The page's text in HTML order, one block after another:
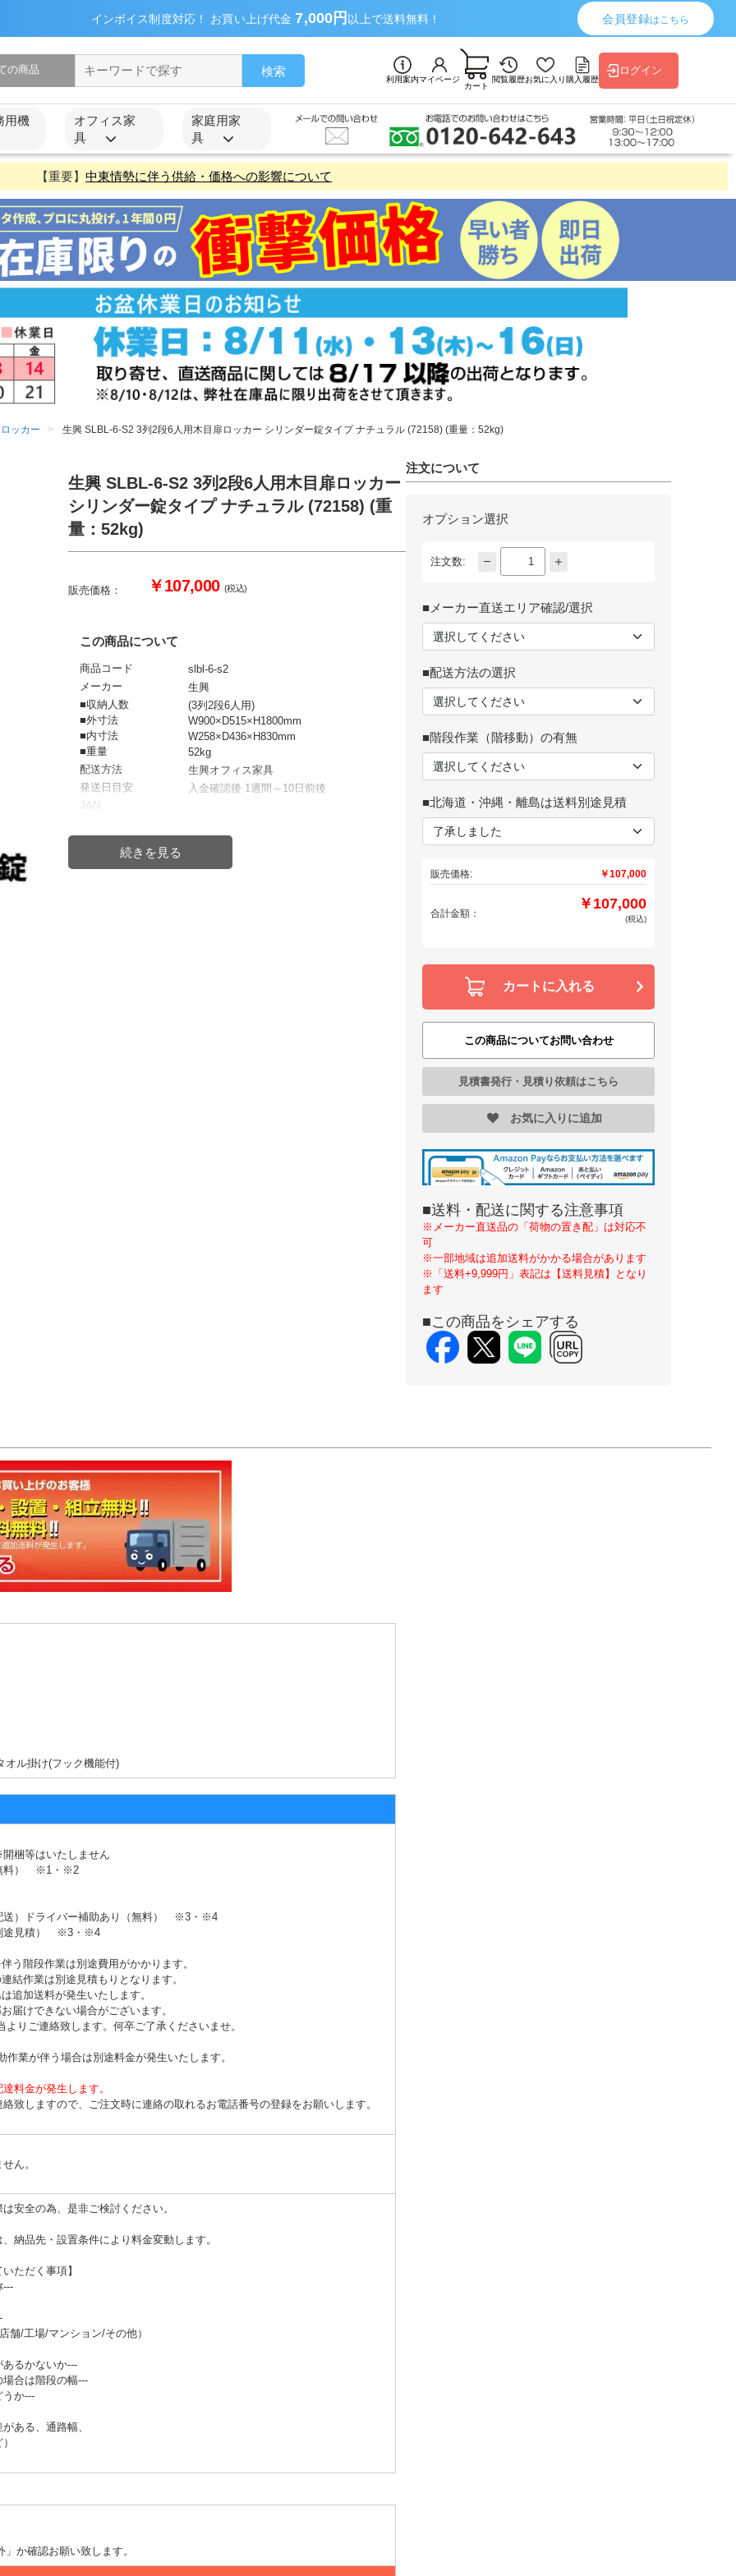
インボイス制度対応！ お買い上げ代金7,000円 以上で送料無料！ 会員登録はこちら
検索
利用案内マイページ
カート
閲覧履歴お気に入り購入履歴
ログイン
用機
オフィス家
具
家庭用家
具
【重要】 中東情勢に伴う供給・価格への影響について
ッカー 生興 SLBL-6-S2 3列2段6人用木目扉ロッカー シリンダー錠タイプ ナチュラル (72158) (重量：52kg)
生興 SLBL-6-S2 3列2段6人用木目扉ロッカー
シリンダー錠タイプ ナチュラル (72158) (重
量：52kg)
販売価格： ￥107,000(税込)
この商品について
商品コード
slbl-6-s2
メーカー
生興
■収納人数
(3列2段6人用)
■外寸法
W900×D515×H1800mm
■内寸法
W258×D436×H830mm
■重量
52kg
配送方法
生興オフィス家具
発送日目安
入金確認後 1週間～10日前後
JAN
注文について
オプション選択
注文数:
■メーカー直送エリア確認/選択
■配送方法の選択
■階段作業（階移動）の有無
■北海道・沖縄・離島は送料別途見積
販売価格: ￥107,000
合計金額：
￥107,000
(税込)
カートに入れる
この商品についてお問い合わせ
見積書発行・見積り依頼はこちら
お気に入りに追加
■送料・配送に関する注意事項
※メーカー直送品の「荷物の置き配」は対応不
可
※一部地域は追加送料がかかる場合があります
※「送料+9,999円」表記は【送料見積】となり
ます
■この商品をシェアする
オル掛け(フック機能付)
梱等はいたしません
）
※1・※2
）ドライバー補助あり（無料）
※3・※4
見積）
※3・※4
う階段作業は別途費用がかかります。
結作業は別途見積もりとなります。
追加送料が発生いたします。
届けできない場合がございます。
ご連絡致します。何卒ご了承くださいませ。
作業が伴う場合は別途料金が発生いたします。
料金が発生します。
致しますので、ご注文時に連絡の取れるお電話番号の登録をお願いします。
ん。
安全の為、是非ご検討ください。
納品先・設置条件により料金変動します。
ただく事項】
---
舗/工場/マンション/その他）
るかないか---
合は階段の幅---
うか---
ある、通路幅、
か確認お願い致します。